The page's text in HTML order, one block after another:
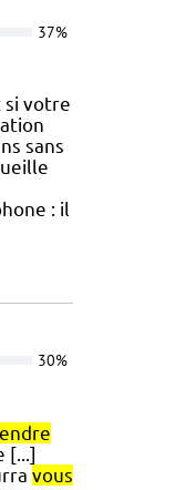
37%
si votre
sans
: il
30%
[...]
vous